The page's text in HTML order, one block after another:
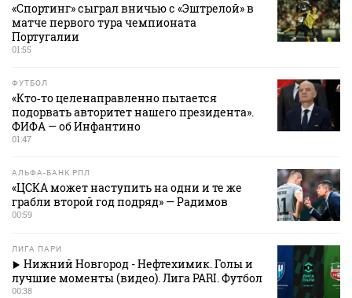
«Спортинг» сыграл вничью с «Эштрелой» в
матче первого тура чемпионата
Португалии
01:55
ФУТБОЛ
«Кто‑то целенаправленно пытается
подорвать авторитет нашего президента».
ФИФА — об Инфантино
01:47
АЛЬФА-БАНК РПЛ
«ЦСКА может наступить на одни и те же
грабли второй год подряд» — Радимов
00:59
ЛИГА ПАРИ
Нижний Новгород - Нефтехимик. Голы и
лучшие моменты (видео). Лига PARI. Футбол
00:38